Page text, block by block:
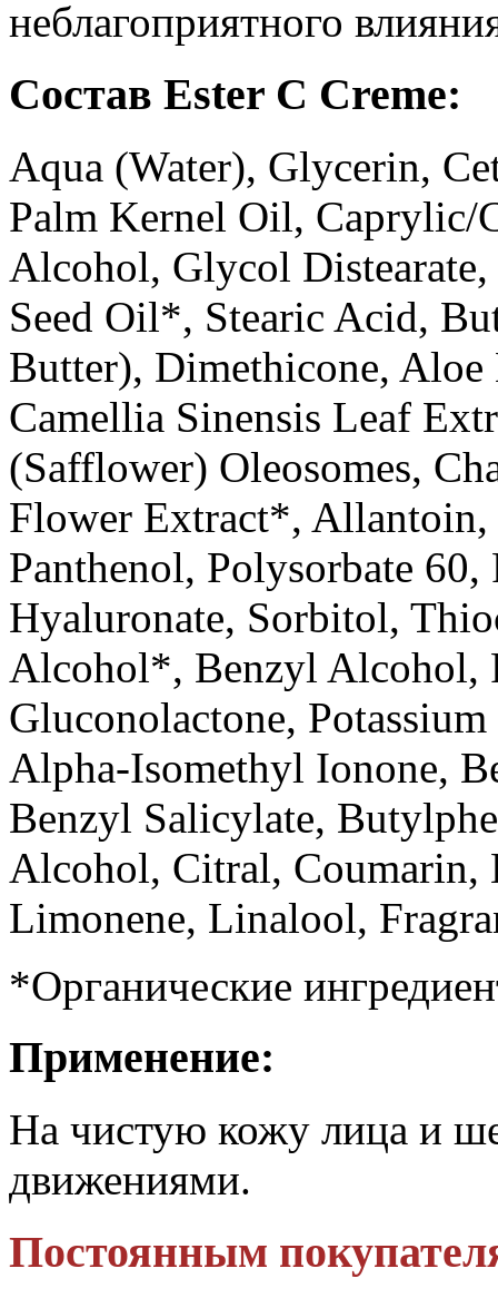
неблагоприятного
Состав Ester C Creme:
Aqua (Water), Glycerin,
Palm Kernel Oil, Caprylic/
Alcohol, Glycol
Seed Oil*, Stearic Acid,
Butter), Dimethicone, Aloe
Camellia Sinensis Leaf
(Safflower) Oleosomes,
Flower Extract*, Allantoin,
Panthenol, Polysorbate
Hyaluronate, Sorbitol,
Alcohol*, Benzyl Alcohol,
Gluconolactone,
Alpha-Isomethyl Ionone,
Benzyl Salicylate,
Alcohol, Citral, Coumarin,
Limonene, Linalool,
*Органические
Применение:
На чистую кожу лица и
движениями.
Постоянным